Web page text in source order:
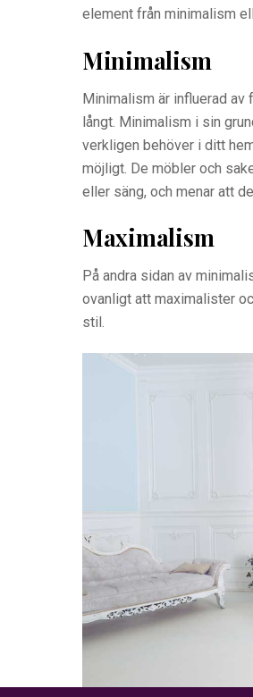
element från minimalism
Minimalism
Minimalism är influerad av
långt. Minimalism i sin
verkligen behöver i ditt
möjligt. De möbler och
eller säng, och menar att
Maximalism
På andra sidan av
ovanligt att maximalister
stil.